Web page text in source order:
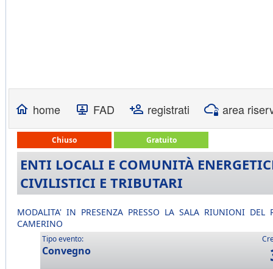
home FAD registrati area
Chiuso Gratuito
ENTI LOCALI E COMUNITÀ
CIVILISTICI E TRIBUTARI
MODALITA' IN PRESENZA PRESSO LA SALA RIUNIONI
CAMERINO
Tipo evento:
Convegno